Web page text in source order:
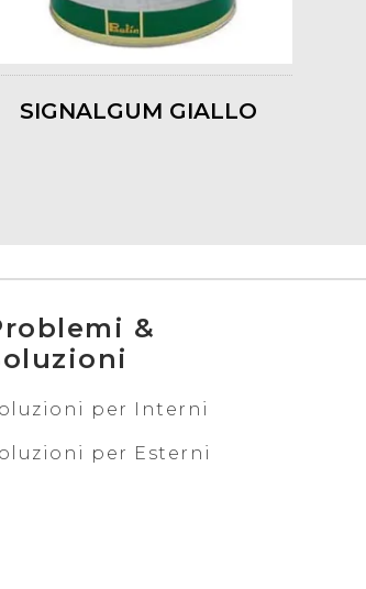
SIGNALGUM GIALLO
&
per Interni
per Esterni